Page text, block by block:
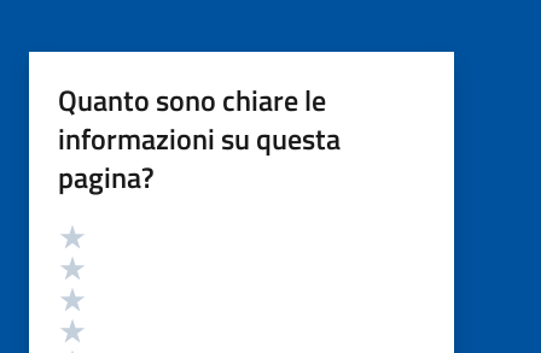
Quanto sono chiare le
informazioni su questa
pagina?
Valutazione